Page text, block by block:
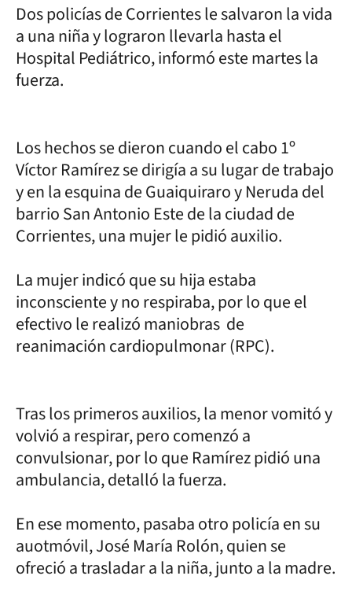
Dos policías de Corrientes le salvaron la vida
a una niña y lograron llevarla hasta el
Hospital Pediátrico, informó este martes la
fuerza.
Los hechos se dieron cuando el cabo 1º
Víctor Ramírez se dirigía a su lugar de trabajo
y en la esquina de Guaiquiraro y Neruda del
barrio San Antonio Este de la ciudad de
Corrientes, una mujer le pidió auxilio.
La mujer indicó que su hija estaba
inconsciente y no respiraba, por lo que el
efectivo le realizó maniobras de
reanimación cardiopulmonar (RPC).
Tras los primeros auxilios, la menor vomitó y
volvió a respirar, pero comenzó a
convulsionar, por lo que Ramírez pidió una
ambulancia, detalló la fuerza.
En ese momento, pasaba otro policía en su
auotmóvil, José María Rolón, quien se
ofreció a trasladar a la niña, junto a la madre.